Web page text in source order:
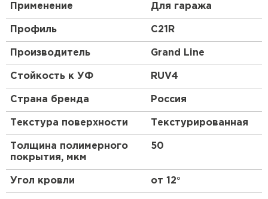
Применение Для гаража
Профиль C21R
Производитель Grand Line
Стойкость к УФ RUV4
Страна бренда Россия
Текстура поверхности Текстурированная
Толщина полимерного
покрытия, мкм
50
Угол кровли от 12°